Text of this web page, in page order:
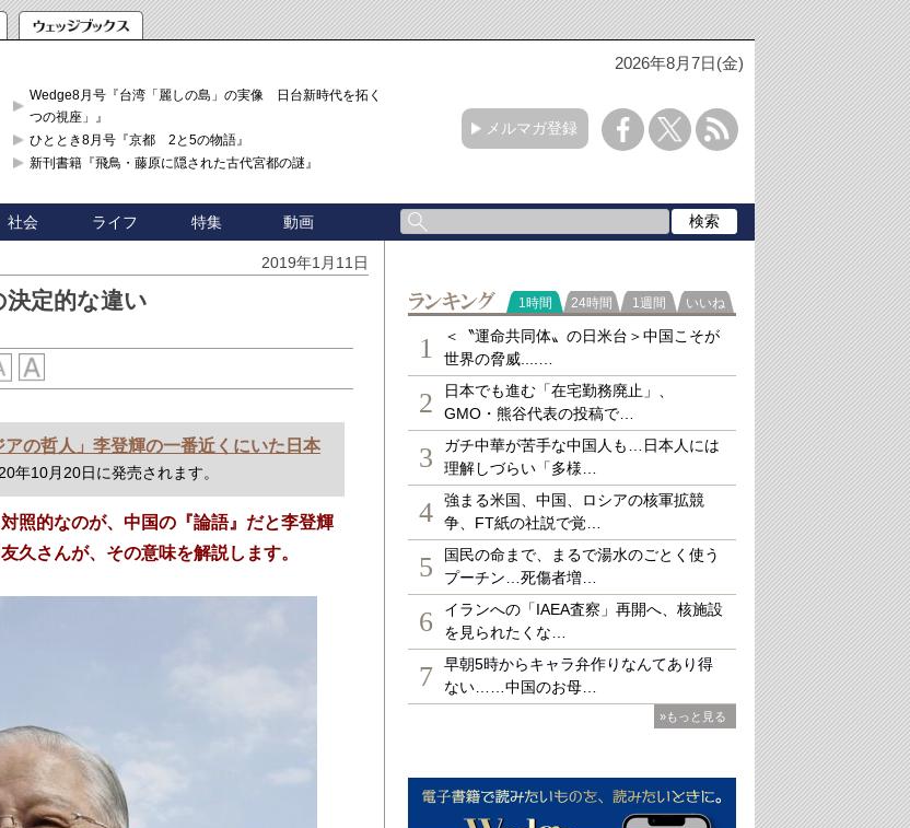
2026年8月7日(金)
Wedge8月号『台湾「麗しの島」の実像 日台新時代を拓く「3
つの視座」』
ひととき8月号『京都 2と5の物語』
新刊書籍『飛鳥・藤原に隠された古代宮都の謎』
メルマガ登録
社会 ライフ 特集 動画
2019年1月11日
定的な違い
アの哲人」李登輝の一番近くにいた日本
年10月20日に発売されます。
照的なのが、中国の『論語』だと李登輝
久さんが、その意味を解説します。
ランキング
1時間 24時間 1週間 いいね
1
＜〝運命共同体〟の日米台＞中国こそが
世界の脅威....…
2
日本でも進む「在宅勤務廃止」、
GMO・熊谷代表の投稿で…
3
ガチ中華が苦手な中国人も…日本人には
理解しづらい「多様…
4
強まる米国、中国、ロシアの核軍拡競
争、FT紙の社説で覚…
5
国民の命まで、まるで湯水のごとく使う
プーチン…死傷者増…
6
イランへの「IAEA査察」再開へ、核施設
を見られたくな…
7
早朝5時からキャラ弁作りなんてあり得
ない……中国のお母…
»もっと見る